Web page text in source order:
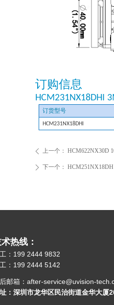
ꄴ 上一个： HCM622NX30D
ꄲ 下一个：
订购信息
HCM231NX18DHI
订货型号
HCM231NX18DHI
热线：
：199 2444 9832
：199 2444 5142
邮箱：after-service@uvision-
：深圳市龙华区民治街道金华大厦